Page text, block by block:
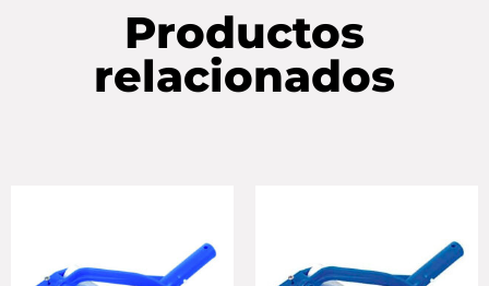
Productos
relacionados